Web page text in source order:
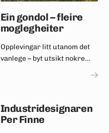
Ein gondol – fleire
moglegheiter
Opplevingar litt utanom det
vanlege – byt utsikt nokre
Industridesignaren
Per Finne